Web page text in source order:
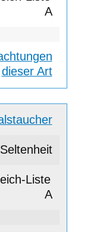
A
dieser Art
A